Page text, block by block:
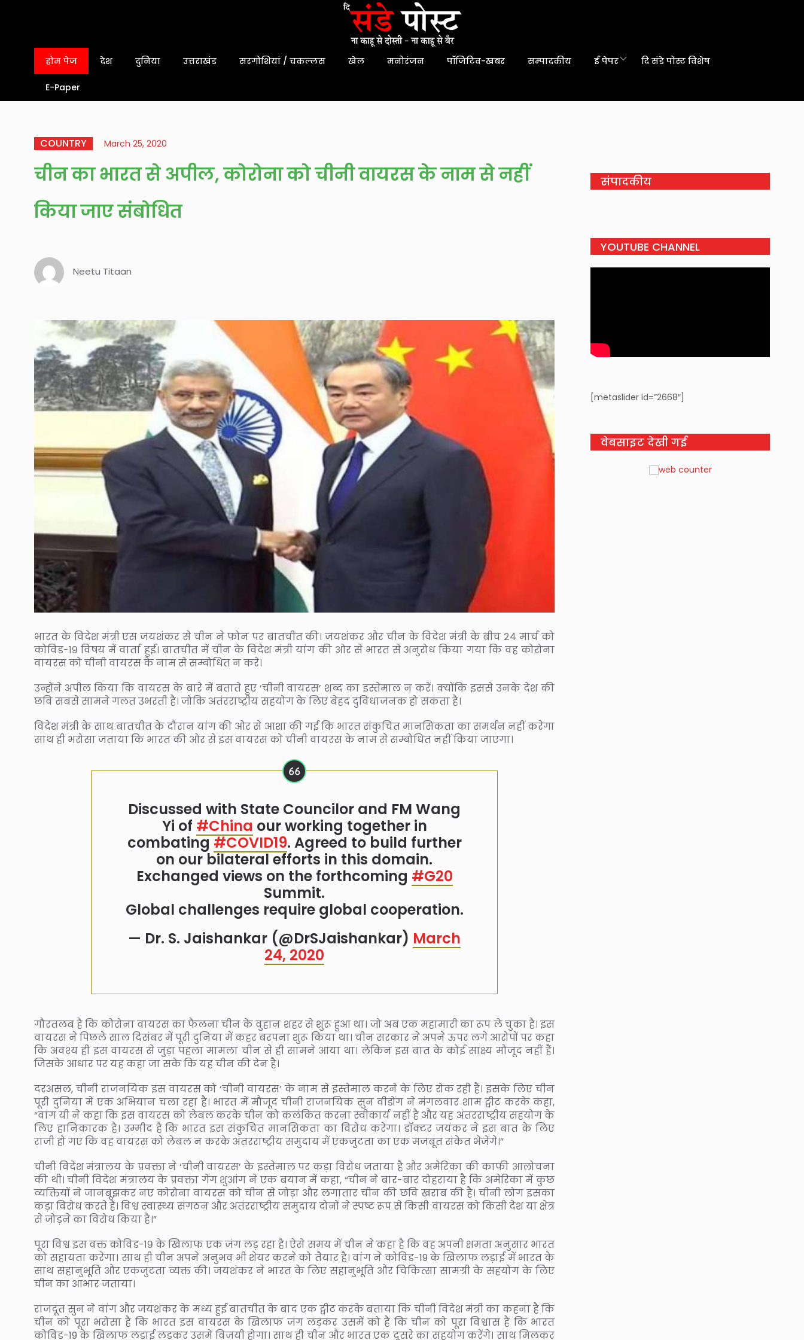
होम पेज देश दुनिया उत्तराखंड सरगोशियां / चकल्लस खेल मनोरंजन पॉजिटिव-खबर सम्पादकीय ई पेपर दि संडे पोस्ट विशेष
E-Paper
COUNTRY March 25, 2020
चीन का भारत से अपील, कोरोना को चीनी वायरस के नाम से नहीं
किया जाए संबोधित
Neetu Titaan
भारत के विदेश मंत्री एस जयशंकर से चीन ने फोन पर बातचीत की। जयशंकर और चीन के विदेश मंत्री के बीच २४ मार्च को
कोविड-१९ विषय में वार्ता हुई। बातचीत में चीन के विदेश मंत्री यांग की ओर से भारत से अनुरोध किया गया कि वह कोरोना
वायरस को चीनी वायरस के नाम से सम्बोधित न करे।
उन्होंने अपील किया कि वायरस के बारे में बताते हुए ‘चीनी वायरस’ शब्द का इस्तेमाल न करें। क्योंकि इससे उनके देश की
छवि सबसे सामने गलत उभरती है। जोकि अतंरराष्ट्रीय सहयोग के लिए बेहद दुविधाजनक हो सकता है।
विदेश मंत्री के साथ बातचीत के दौरान यांग की ओर से आशा की गई कि भारत संकुचित मानसिकता का समर्थन नहीं करेगा
साथ ही भरोसा जताया कि भारत की ओर से इस वायरस को चीनी वायरस के नाम से सम्बोधित नहीं किया जाएगा।
Discussed with State Councilor and FM Wang
Yi of #China our working together in
combating #COVID19. Agreed to build further
on our bilateral efforts in this domain.
Exchanged views on the forthcoming #G20
Summit.
Global challenges require global cooperation.
— Dr. S. Jaishankar (@DrSJaishankar) March
24, 2020
गौरतलब है कि कोरोना वायरस का फैलना चीन के वुहान शहर से शुरू हुआ था। जो अब एक महामारी का रूप ले चुका है। इस
वायरस ने पिछले साल दिसंबर में पूरी दुनिया में कहर बरपना शुरू किया था। चीन सरकार ने अपने ऊपर लगे आरोपों पर कहा
कि अवश्य ही इस वायरस से जुड़ा पहला मामला चीन से ही सामने आया था। लेकिन इस बात के कोई साक्ष्य मौजूद नहीं हैं।
जिसके आधार पर यह कहा जा सके कि यह चीन की देन है।
दरअसल, चीनी राजनयिक इस वायरस को ‘चीनी वायरस’ के नाम से इस्तेमाल करने के लिए रोक रही हैं। इसके लिए चीन
पूरी दुनिया में एक अभियान चला रहा है। भारत में मौजूद चीनी राजनयिक सुन वीडोंग ने मंगलवार शाम ट्वीट करके कहा,
“वांग यी ने कहा कि इस वायरस को लेबल करके चीन को कलंकित करना स्वीकार्य नहीं है और यह अंतरराष्ट्रीय सहयोग के
लिए हानिकारक है। उम्मीद है कि भारत इस संकुचित मानसिकता का विरोध करेगा। डॉक्टर जयंकर ने इस बात के लिए
राजी हो गए कि वह वायरस को लेबल न करके अंतरराष्ट्रीय समुदाय में एकजुटता का एक मजबूत संकेत भेजेंगे।”
चीनी विदेश मंत्रालय के प्रवक्ता ने ‘चीनी वायरस’ के इस्तेमाल पर कड़ा विरोध जताया है और अमेरिका की काफी आलोचना
की थी। चीनी विदेश मंत्रालय के प्रवक्ता गेंग शुआंग ने एक बयान में कहा, “चीन ने बार-बार दोहराया है कि अमेरिका में कुछ
व्यक्तियों ने जानबूझकर नए कोरोना वायरस को चीन से जोड़ा और लगातार चीन की छवि खराब की है। चीनी लोग इसका
कड़ा विरोध करते हैं। विश्व स्वास्थ्य संगठन और अतंरराष्ट्रीय समुदाय दोनों ने स्पष्ट रूप से किसी वायरस को किसी देश या क्षेत्र
से जोड़ने का विरोध किया है।”
पूरा विश्व इस वक्त कोविड-१९ के खिलाफ एक जंग लड़ रहा है। ऐसे समय में चीन ने कहा है कि वह अपनी क्षमता अनुसार भारत
को सहायता करेगा। साथ ही चीन अपने अनुभव भी शेयर करने को तैयार है। वांग ने कोविड-19 के खिलाफ लड़ाई में भारत के
साथ सहानुभूति और एकजुटता व्यक्त की। जयशंकर ने भारत के लिए सहानुभूति और चिकित्सा सामग्री के सहयोग के लिए
चीन का आभार जताया।
राजदूत सुन ने वांग और जयशंकर के मध्य हुई बातचीत के बाद एक ट्वीट करके बताया कि चीनी विदेश मंत्री का कहना है कि
चीन को पूरा भरोसा है कि भारत इस वायरस के खिलाफ जंग लड़कर उसमें को है कि चीन को पूरा विश्वास है कि भारत
कोविड-19 के खिलाफ लड़ाई लड़कर उसमें विजयी होगा। साथ ही चीन और भारत एक दूसरे का सहयोग करेंगे। साथ मिलकर
संपादकीय
YOUTUBE CHANNEL
[metaslider id=”2668″]
वेबसाइट देखी गई